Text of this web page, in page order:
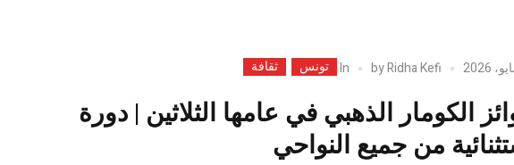
byRidha Kefi
In تونس ثقافة
الكومار الذهبي في عامها الثلاثين | دورة
من جميع النواحي